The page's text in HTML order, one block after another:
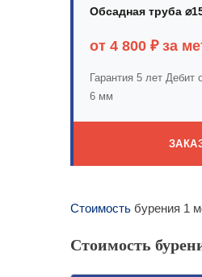
Обсадная труба
от 4 800 ₽ за
Гарантия 5 лет Дебит
6 мм
Стоимость бурения 1
Стоимость